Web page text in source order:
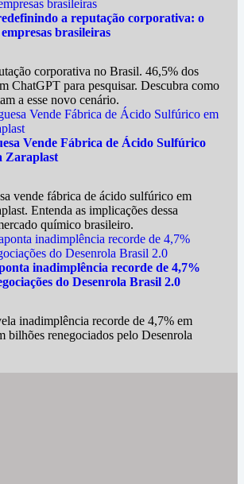
a reputação corporativa: o
brasileiras
corporativa no Brasil. 46,5% dos
ChatGPT para pesquisar. Descubra como
a esse novo cenário.
Vende Fábrica de Ácido Sulfúrico
Zaraplast
vende fábrica de ácido sulfúrico em
Entenda as implicações dessa
químico brasileiro.
inadimplência recorde de 4,7%
do Desenrola Brasil 2.0
inadimplência recorde de 4,7% em
bilhões renegociados pelo Desenrola